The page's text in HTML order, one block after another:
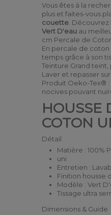
Vous êtes à la
plus et faites-vous
couette . Découvrez
Vert D'eau au
cm Percale de
En percale de coton
temps grâce à son
Teinture Grand
Laver et repasser
Produit Oeko-Tex®
nocives pouvant
HOUSSE
COTON
Détail
Matière : 100%
uni
Entretien :
Finition housse
Modèle : Vert
Tissage ultra
Dimensions & Guide